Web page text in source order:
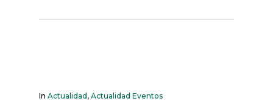
In Actualidad , Actualidad Eventos